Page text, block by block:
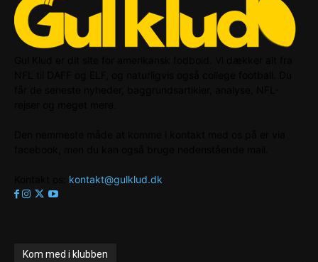
kontakt@gulklud.dk
Kom med i klubben